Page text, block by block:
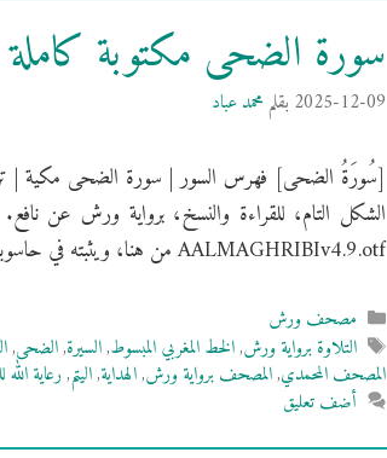
سورة الضحى مكتوبة
2025-12-09 بقلممحمد عباد
الشكل التام، للقراءة والنسخ، برواية ورش عن
AALMAGHRIBIv4.9.otf من هنا، ويثبته في حاسوبه حتى تظهر الآيات بالشكل …
التصنيفات
مصحف ورش
الوسوم
التلاوة برواية ورش,الخط المغربي المبسوط,السيرة,الضحى,
المصحف المحمدي,المصحف برواية ورش,الهداية,اليتم,رعاية الله
أضف تعليق